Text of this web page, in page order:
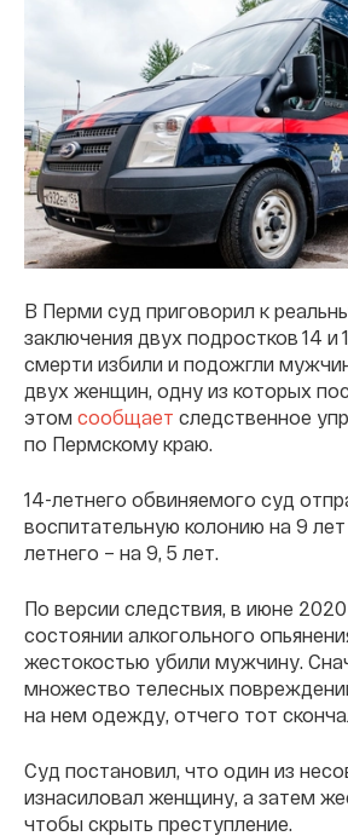
В Перми суд приговорил к
заключения двух подростков 14 и
смерти избили и подожгли
двух женщин, одну из которых
этом сообщает следственное
по Пермскому краю.
14-летнего обвиняемого суд
воспитательную колонию на 9 лет
летнего – на 9, 5 лет.
По версии следствия, в июне
состоянии алкогольного
жестокостью убили мужчину.
множество телесных
на нем одежду, отчего тот
Суд постановил, что один из
изнасиловал женщину, а затем
чтобы скрыть преступление.